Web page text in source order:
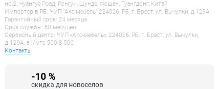
но.2, Чуангуе Роад, Ронгуи, Шунде, Фошан, Гуангдонг, Китай
Импортер в РБ: ЧУП "Акс-мебель" 224026, РБ, г. Брест, ул. Вычулки, д.129А
Гарантийный срок: 24 месяца
Срок службы: 60 месяцев
Сервисный центр: ЧУП «Акс-мебель», 224026, РБ, г. Брест, ул. Вычулки,
д.129А, a1/мтс 500-8-500
Контакты
-10 %
скидка для новоселов